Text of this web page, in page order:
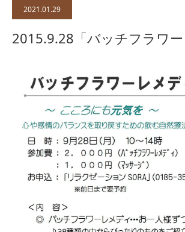
2021.01.29
2015.9.28「バッチフラワー